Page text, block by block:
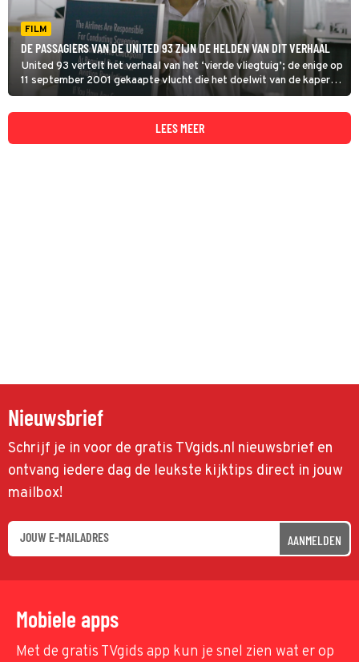
FILM
DE PASSAGIERS VAN DE UNITED 93 ZIJN DE HELDEN VAN DIT VERHAAL
United 93 vertelt het verhaal van het ‘vierde vliegtuig’; de enige op
11 september 2001 gekaapte vlucht die het doelwit van de kapers
niet bereikte. Dat was te danken aan de passagiers.
LEES MEER
Nieuwsbrief
Schrijf je in voor de gratis TVgids.nl nieuwsbrief en
ontvang iedere dag de leukste kijktips direct in jouw
mailbox!
AANMELDEN
Mobiele apps
Met de gratis TVgids app kun je snel zien wat er op